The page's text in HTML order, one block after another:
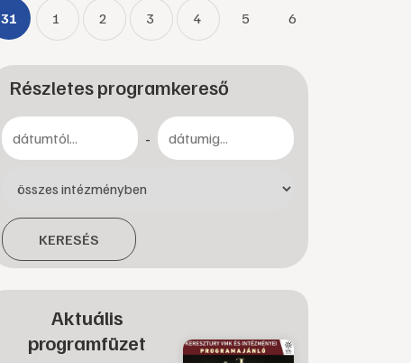
31 1 2 3 4 5 6
Részletes programkereső
-
KERESÉS
Aktuális
programfüzet